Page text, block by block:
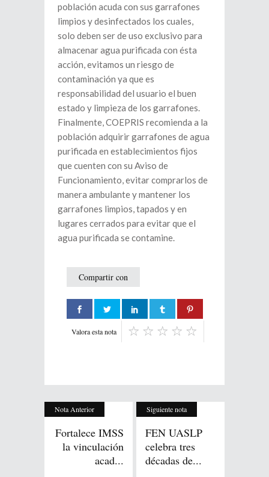
población acuda con sus garrafones
limpios y desinfectados los cuales,
solo deben ser de uso exclusivo para
almacenar agua purificada con ésta
acción, evitamos un riesgo de
contaminación ya que es
responsabilidad del usuario el buen
estado y limpieza de los garrafones.
Finalmente, COEPRIS recomienda a la
población adquirir garrafones de agua
purificada en establecimientos fijos
que cuenten con su Aviso de
Funcionamiento, evitar comprarlos de
manera ambulante y mantener los
garrafones limpios, tapados y en
lugares cerrados para evitar que el
agua purificada se contamine.
Compartir con
Valora esta nota
Nota Anterior
Fortalece IMSS
la vinculación
acad...
Siguiente nota
FEN UASLP
celebra tres
décadas de...